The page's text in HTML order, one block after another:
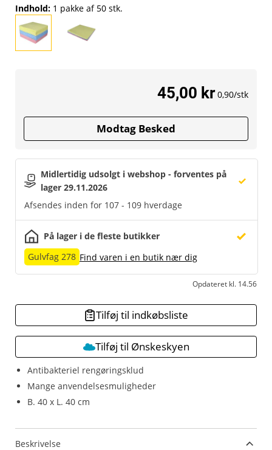
Antibakteriel rengøringsklud
Mange anvendelsesmuligheder
B. 40 x L. 40 cm
Indhold: 1 pakke af 50 stk.
Midlertidig udsolgt i webshop - forventes på
lager 29.11.2026
Afsendes inden for 107 - 109 hverdage
På lager i de fleste butikker
Gulvfag 278 Find varen i en butik nær dig
Opdateret kl. 14.56
45,00 kr 0,90/stk
Modtag Besked
Tilføj til indkøbsliste
Tilføj til Ønskeskyen
Beskrivelse